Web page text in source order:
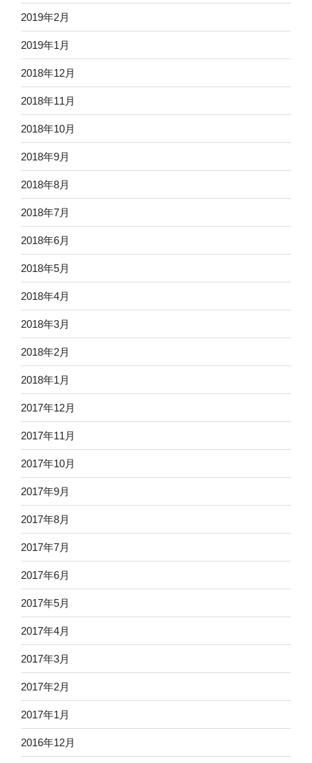
2019年2月
2019年1月
2018年12月
2018年11月
2018年10月
2018年9月
2018年8月
2018年7月
2018年6月
2018年5月
2018年4月
2018年3月
2018年2月
2018年1月
2017年12月
2017年11月
2017年10月
2017年9月
2017年8月
2017年7月
2017年6月
2017年5月
2017年4月
2017年3月
2017年2月
2017年1月
2016年12月